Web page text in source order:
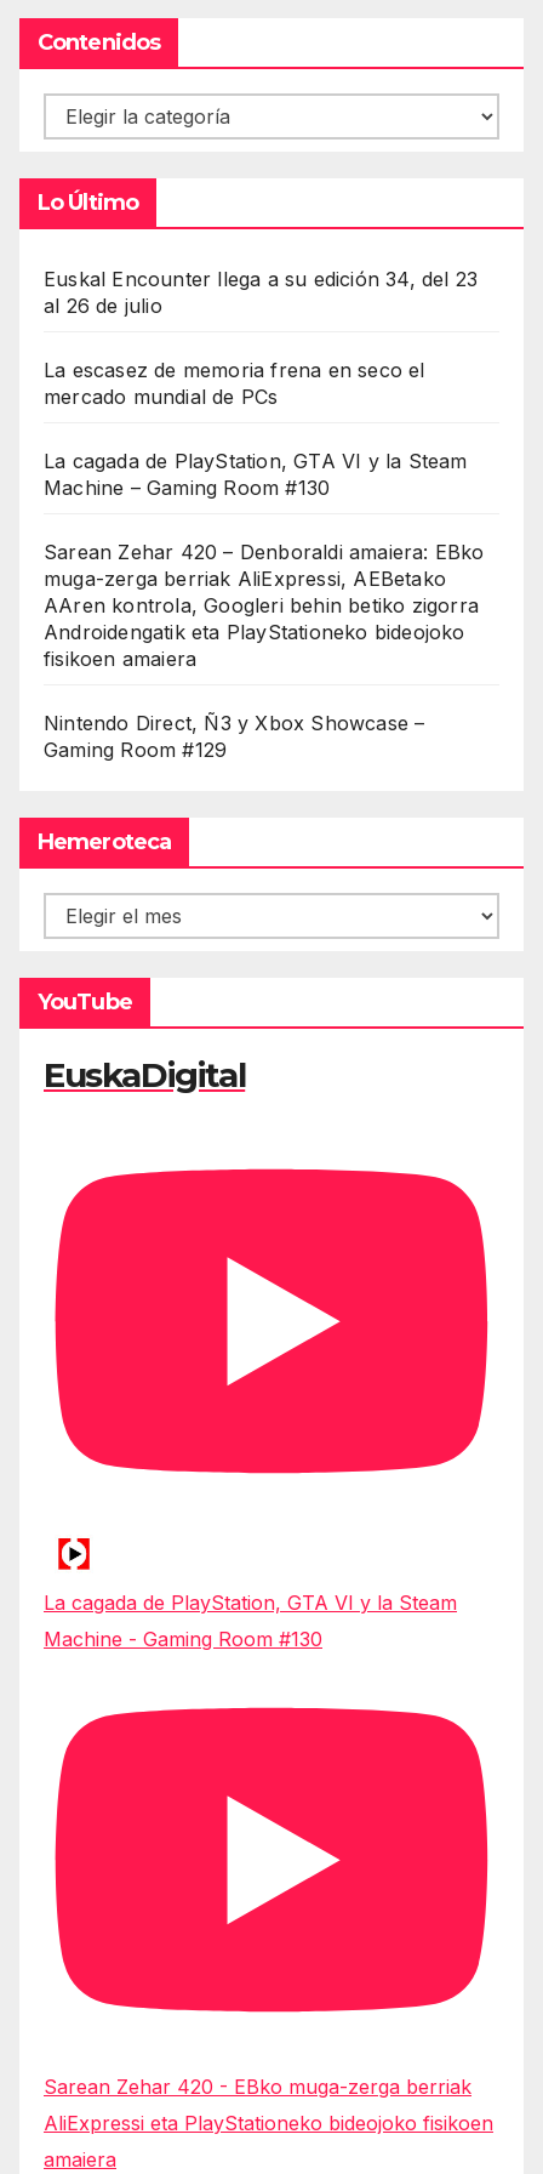
Contenidos
Contenidos
Lo Último
Euskal Encounter llega a su edición 34, del 23
al 26 de julio
La escasez de memoria frena en seco el
mercado mundial de PCs
La cagada de PlayStation, GTA VI y la Steam
Machine – Gaming Room #130
Sarean Zehar 420 – Denboraldi amaiera: EBko
muga-zerga berriak AliExpressi, AEBetako
AAren kontrola, Googleri behin betiko zigorra
Androidengatik eta PlayStationeko bideojoko
fisikoen amaiera
Nintendo Direct, Ñ3 y Xbox Showcase –
Gaming Room #129
Hemeroteca
Hemeroteca
YouTube
EuskaDigital
La cagada de PlayStation, GTA VI y la Steam
Machine - Gaming Room #130
Sarean Zehar 420 - EBko muga-zerga berriak
AliExpressi eta PlayStationeko bideojoko fisikoen
amaiera